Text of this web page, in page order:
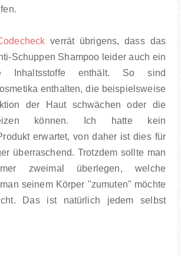
verrät übrigens, dass das
Schuppen Shampoo leider auch ein
Inhaltsstoffe enthält. So sind
enthalten, die beispielsweise
der Haut schwächen oder die
können. Ich hatte kein
erwartet, von daher ist dies für
überraschend. Trotzdem sollte man
zweimal überlegen, welche
seinem Körper "zumuten" möchte
Das ist natürlich jedem selbst